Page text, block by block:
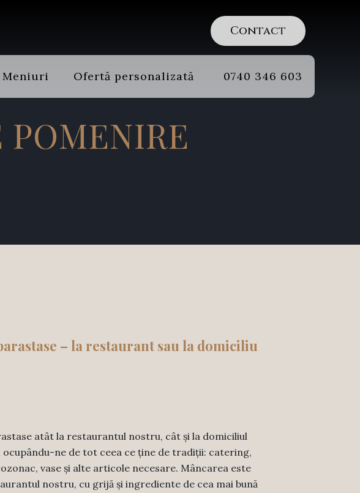
Contact
Meniuri Ofertă personalizată 0740 346 603
POMENIRE
– la restaurant sau la domiciliu
atât la restaurantul nostru, cât și la domiciliul
ocupându-ne de tot ceea ce ține de tradiții: catering,
vase și alte articole necesare. Mâncarea este
nostru, cu grijă și ingrediente de cea mai bună